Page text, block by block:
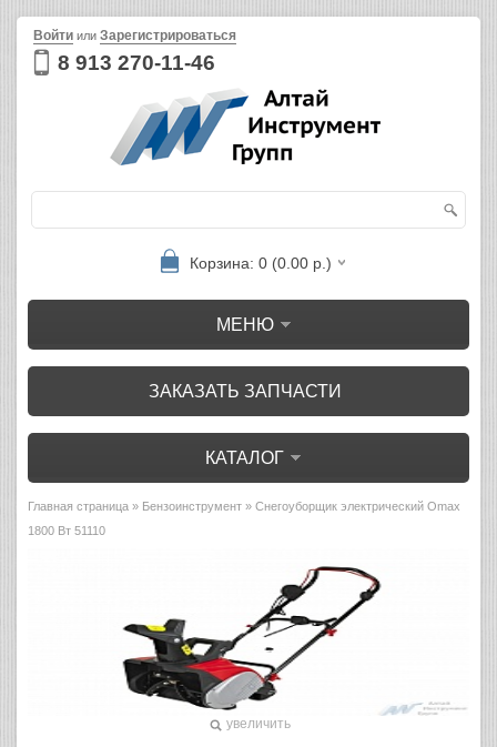
8 913 270-11-46
Войти или Зарегистрироваться
Корзина: 0 (0.00 р.)
МЕНЮ
ЗАКАЗАТЬ ЗАПЧАСТИ
КАТАЛОГ
Главная страница » Бензоинструмент » Снегоуборщик электрический Omax
1800 Вт 51110
увеличить